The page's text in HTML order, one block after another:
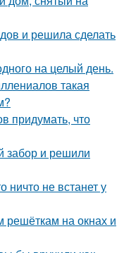
и решила сделать
на целый день.
такая
придумать, что
забор и решили
ничто не встанет у
решёткам на окнах и